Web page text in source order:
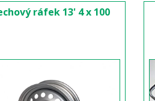
ráfek 13' 4 x 100